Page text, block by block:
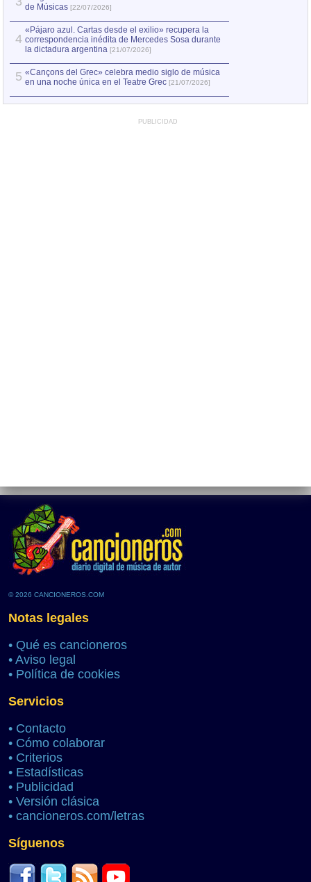
de Músicas [22/07/2026]
4
«Pájaro azul. Cartas desde el exilio» recupera la
correspondencia inédita de Mercedes Sosa durante
la dictadura argentina [21/07/2026]
5 «Cançons del Grec» celebra medio siglo de música
en una noche única en el Teatre Grec [21/07/2026]
PUBLICIDAD
© 2026 CANCIONEROS.COM
Notas legales
• Qué es cancioneros
• Aviso legal
• Política de cookies
Servicios
• Contacto
• Cómo colaborar
• Criterios
• Estadísticas
• Publicidad
• Versión clásica
• cancioneros.com/letras
Síguenos